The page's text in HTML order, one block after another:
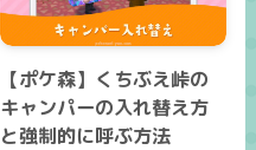
【ポケ森】くちぶえ峠の
キャンパーの入れ替え方
と強制的に呼ぶ方法